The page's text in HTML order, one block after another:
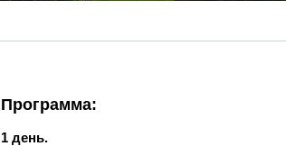
Программа:
1 день.